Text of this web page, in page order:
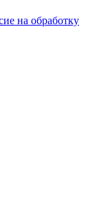
на обработку